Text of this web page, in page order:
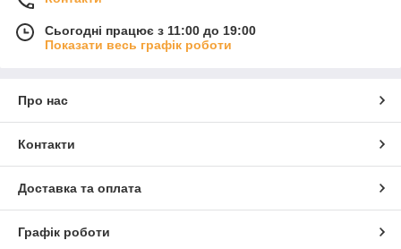
Сьогодні працює з 11:00 до 19:00
Показати весь графік роботи
Про нас
Контакти
Доставка та оплата
Графік роботи